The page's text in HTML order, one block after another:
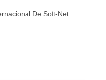
De Soft-Net